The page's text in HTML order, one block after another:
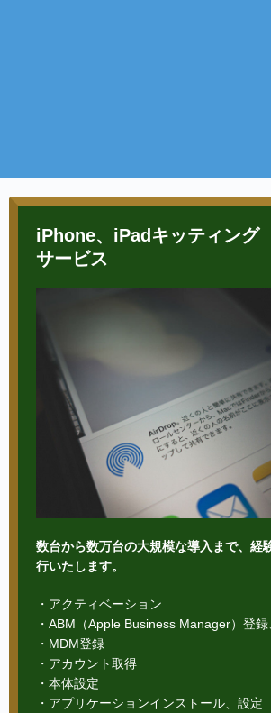
iPhone、iPadキッティング
サービス
数台から数万台の大規模な導入まで、経
行いたします。
・アクティベーション
・ABM（Apple Business Manager）登
・MDM登録
・アカウント取得
・本体設定
・アプリケーションインストール、設定